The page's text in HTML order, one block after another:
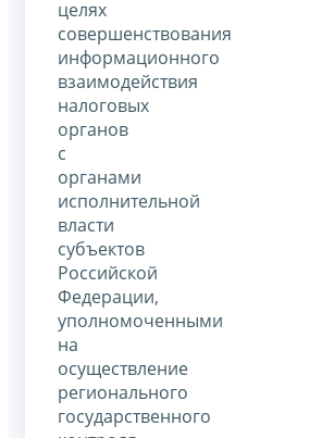
целях
совершенствования
информационного
взаимодействия
налоговых
органов
с
органами
исполнительной
власти
субъектов
Российской
Федерации,
уполномоченными
на
осуществление
регионального
государственного